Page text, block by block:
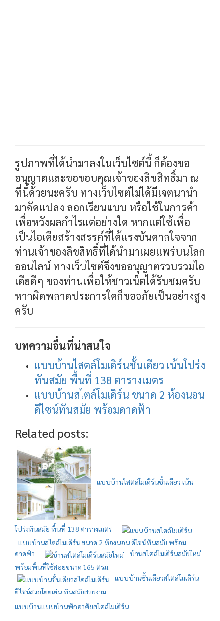
รูปภาพที่ได้นำมาลงในเว็บไซต์นี้ ก็ต้องขอ
อนุญาตและขอขอบคุณเจ้าของลิขสิทธิ์มา ณ
ที่นี้ด้วยนะครับ ทางเว็บไซต์ไม่ได้มีเจตนานำ
มาดัดแปลง ลอกเรียนแบบ หรือใช้ในการค้า
เพื่อหวังผลกำไรแต่อย่างใด หากแต่ใช้เพื่อ
เป็นไอเดียสร้างสรรค์ที่ได้แรงบันดาลใจจาก
ท่านเจ้าของลิขสิทธิ์ที่ได้นำมาเผยแพร่บนโลก
ออนไลน์ ทางเว็บไซต์จึงขออนุญาตรวบรวมไอ
เดียดีๆ ของท่านเพื่อให้ชาวเน็ตได้รับชมครับ
หากผิดพลาดประการใดก็ขออภัยเป็นอย่างสูง
ครับ
บทความอื่นที่น่าสนใจ
แบบบ้านไสตล์โมเดิร์นชั้นเดียว เน้นโปร่ง
ทันสมัย พื้นที่ 138 ตารางเมตร
แบบบ้านสไตล์โมเดิร์น ขนาด 2 ห้องนอน
ดีไซน์ทันสมัย พร้อมดาดฟ้า
Related posts:
แบบบ้านไสตล์โมเดิร์นชั้นเดียว เน้น
โปร่งทันสมัย พื้นที่ 138 ตารางเมตร
แบบบ้านสไตล์โมเดิร์น ขนาด 2 ห้องนอน ดีไซน์ทันสมัย พร้อม
ดาดฟ้า
บ้านสไตล์โมเดิร์นสมัยใหม่
พร้อมพื้นที่ใช้สอยขนาด 165 ตรม.
แบบบ้านชั้นเดียวสไตล์โมเดิร์น
ดีไซน์สวยโดดเด่น ทันสมัยสวยงาม
แบบบ้านแบบบ้านพักอาศัยสไตล์โมเดิร์น